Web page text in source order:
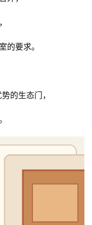
的要求。
的生态门，